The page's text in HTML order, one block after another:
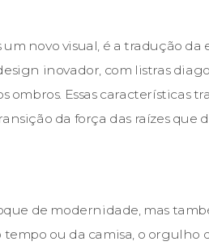
novo visual, é a tradução da
inovador, com listras
Essas características
da força das raízes que
de modernidade, mas
ou da camisa, o orgulho